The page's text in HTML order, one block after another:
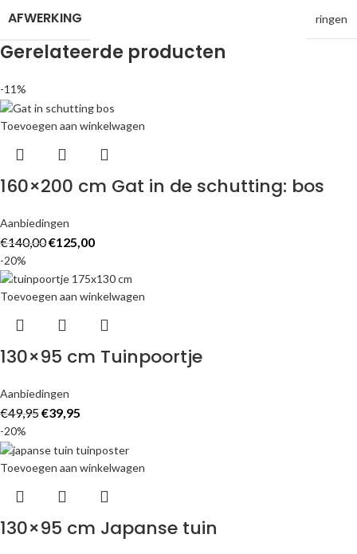
AFWERKING ringen
Gerelateerde producten
-11%
Toevoegen aan winkelwagen
160×200 cm Gat in de schutting: bos
Aanbiedingen
€140,00€125,00
-20%
Toevoegen aan winkelwagen
130×95 cm Tuinpoortje
Aanbiedingen
€49,95€39,95
-20%
Toevoegen aan winkelwagen
130×95 cm Japanse tuin